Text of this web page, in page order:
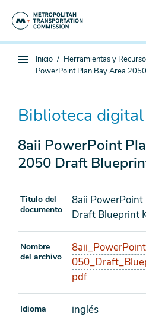
Navegación
Estás
aquí
Inicio Herramientas y
PowerPoint Plan Bay Area
Biblioteca digital
8aii PowerPoint
2050 Draft
Titulo del
documento
8aii
Draft Blueprint
Nombre
del archivo
pdf
Idioma inglés